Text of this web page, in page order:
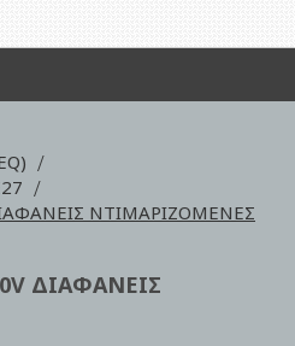
ΝΤΙΜΑΡΙΖΟΜΕΝΕΣ
ΔΙΑΦΑΝΕΙΣ